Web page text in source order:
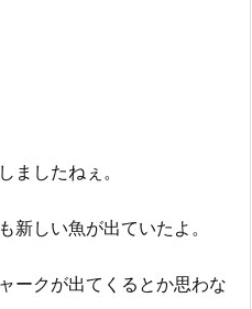
したねぇ。
しい魚が出ていたよ。
ークが出てくるとか思わな